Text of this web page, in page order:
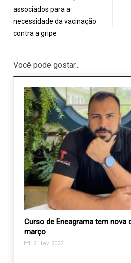
associados para a
necessidade da vacinação
contra a gripe
Você pode gostar...
Curso de Eneagrama tem nova
março
21 fev, 2022